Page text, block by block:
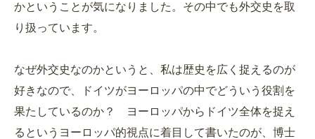
かということが気になりました。その中でも外交史を取
り扱っています。
なぜ外交史なのかというと、私は歴史を広く捉えるのが
好きなので、ドイツがヨーロッパの中でどういう役割を
果たしているのか？ ヨーロッパからドイツ全体を捉え
るというヨーロッパ的視点に着目して書いたのが、博士